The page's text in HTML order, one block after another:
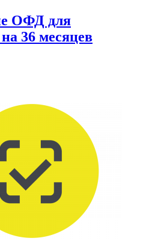
ОФД для
36 месяцев